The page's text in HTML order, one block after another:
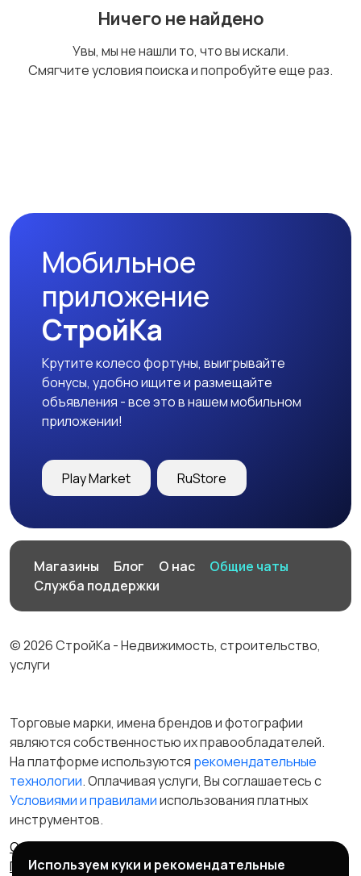
недвижимость
Ничего не найдено
Увы, мы не нашли то, что вы искали.
Смягчите условия поиска и попробуйте еще раз.
Мобильное
приложение
СтройКа
Крутите колесо фортуны, выигрывайте
бонусы, удобно ищите и размещайте
объявления - все это в нашем мобильном
приложении!
Play Market RuStore
Магазины Блог О нас
Общие чаты
Служба поддержки
© 2026 СтройКа - Недвижимость, строительство,
услуги
Торговые марки, имена брендов и фотографии
являются собственностью их правообладателей.
На платформе используются рекомендательные
технологии. Оплачивая услуги, Вы соглашаетесь c
Условиями и правиламииспользования платных
инструментов.
Отказ от ответственности
Правила сервиса
Политика конфиденциальности
Пользовательское
Используем куки и рекомендательные